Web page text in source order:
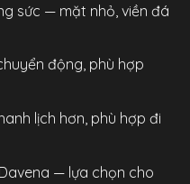
sức — mặt nhỏ, viền đá
động, phù hợp
lịch hơn, phù hợp đi
— lựa chọn cho